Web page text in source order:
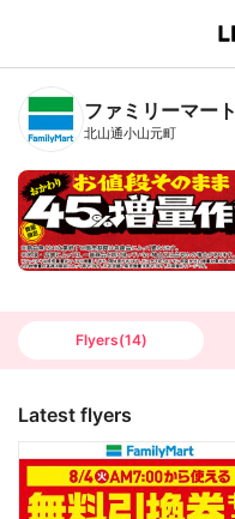
B
n
T
ファミリーマート
北山通小山元町
Flyers(14)
Latest flyers